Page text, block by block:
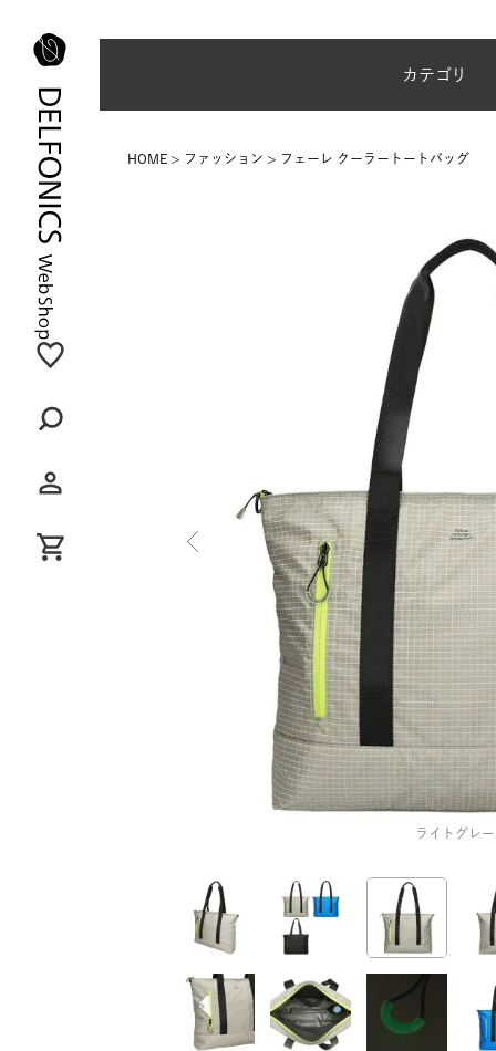
カテゴリ
HOME ファッション フェーレ クーラートートバッグ
ライトグレー